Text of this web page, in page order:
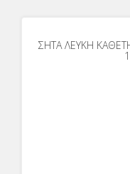
ΣΗΤΑ ΛΕΥΚΗ